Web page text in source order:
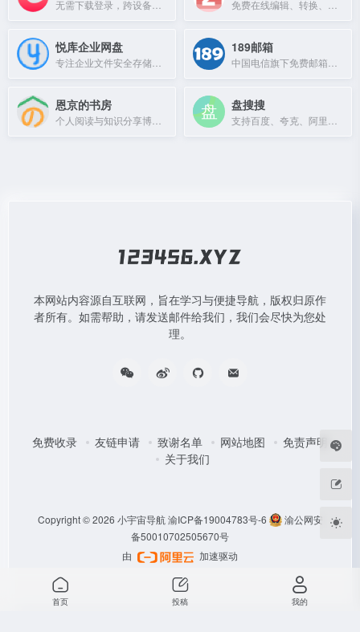
悦库企业网盘 189邮箱
恩京的书房 盘搜搜
本网站内容源自互联网，旨在学习与便捷导航，版权归原作
者所有。如需帮助，请发送邮件给我们，我们会尽快为您处
理。
免费收录 友链申请 致谢名单 网站地图
免责声明
关于我们
Copyright © 2026 小宇宙导航 渝ICP备19004783号-6
渝公网安
备50010702505670号
由
加速驱动
首页 投稿 我的